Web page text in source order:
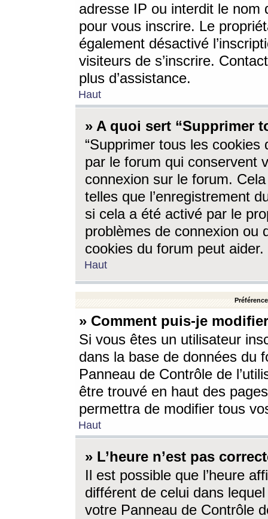
adresse IP ou interdit le nom
pour vous inscrire. Le
également désactivé
visiteurs de s’inscrire.
plus d’assistance.
Haut
» A quoi sert “Supprimer
“Supprimer tous les cookies
par le forum qui conservent
connexion sur le forum.
telles que l’enregistrement
si cela a été activé par le
problèmes de connexion ou
cookies du forum peut aider.
Haut
» Comment puis-je
Si vous êtes un utilisateur
dans la base de données du
Panneau de Contrôle de
être trouvé en haut des
permettra de modifier tous
Haut
» L’heure n’est pas
Il est possible que l’heure
différent de celui dans
votre Panneau de Contrôle